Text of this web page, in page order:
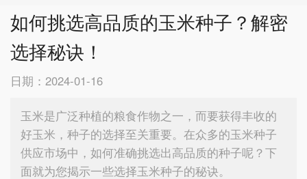
如何挑选高品质的玉米种子？解密
选择秘诀！
日期：2024-01-16
玉米是广泛种植的粮食作物之一，而要获得丰收的
好玉米，种子的选择至关重要。在众多的玉米种子
供应市场中，如何准确挑选出高品质的种子呢？下
面就为您揭示一些选择玉米种子的秘诀。